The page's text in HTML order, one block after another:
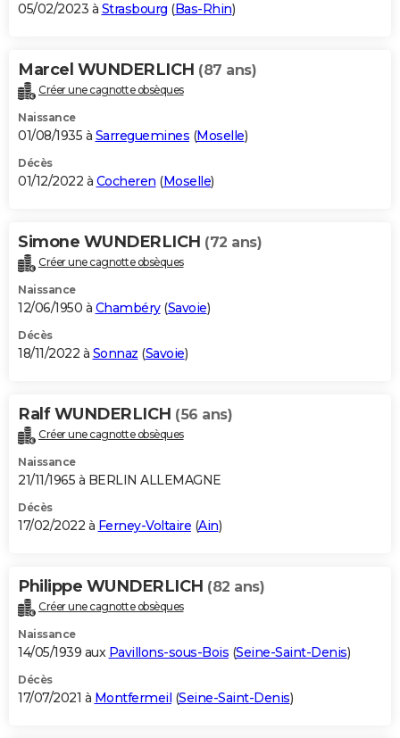
05/02/2023 à Strasbourg (Bas-Rhin)
Marcel WUNDERLICH (87 ans)
Créer une cagnotte obsèques
Naissance
01/08/1935 à Sarreguemines (Moselle)
Décès
01/12/2022 à Cocheren (Moselle)
Simone WUNDERLICH (72 ans)
Créer une cagnotte obsèques
Naissance
12/06/1950 à Chambéry(Savoie)
Décès
18/11/2022 à Sonnaz (Savoie)
Ralf WUNDERLICH (56 ans)
Créer une cagnotte obsèques
Naissance
21/11/1965 à BERLIN ALLEMAGNE
Décès
17/02/2022 à Ferney-Voltaire (Ain)
Philippe WUNDERLICH (82 ans)
Créer une cagnotte obsèques
Naissance
14/05/1939 aux Pavillons-sous-Bois (Seine-Saint-Denis)
Décès
17/07/2021 à Montfermeil (Seine-Saint-Denis)